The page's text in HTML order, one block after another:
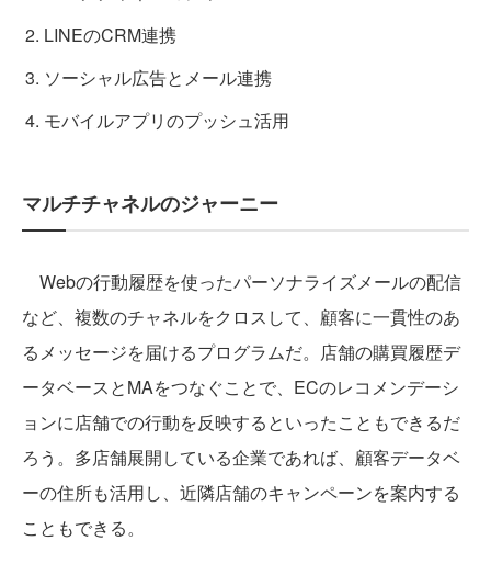
LINEのCRM連携
ソーシャル広告とメール連携
モバイルアプリのプッシュ活用
マルチチャネルのジャーニー
Webの行動履歴を使ったパーソナライズメールの配信
など、複数のチャネルをクロスして、顧客に一貫性のあ
るメッセージを届けるプログラムだ。店舗の購買履歴デ
ータベースとMAをつなぐことで、ECのレコメンデーシ
ョンに店舗での行動を反映するといったこともできるだ
ろう。多店舗展開している企業であれば、顧客データベ
ーの住所も活用し、近隣店舗のキャンペーンを案内する
こともできる。